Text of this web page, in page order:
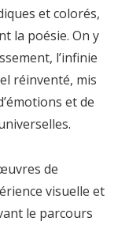
et colorés,
la poésie. On y
l’infinie
réinventé, mis
et de
de
visuelle et
le parcours